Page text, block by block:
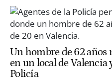
Un hombre de 62 años
en un local de Valencia
Policía